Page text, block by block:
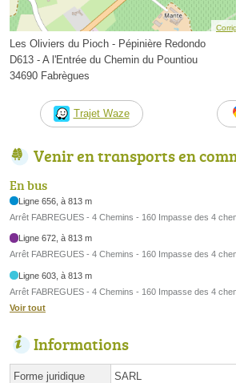
Les Oliviers du Pioch - Pépinière Redondo
D613 - A l'Entrée du Chemin du Pountiou
34690 Fabrègues
Trajet Waze
Venir en transports en
En bus
Ligne 656, à 813 m
Arrêt FABREGUES - 4 Chemins - 160 Impasse des 4
Ligne 672, à 813 m
Arrêt FABREGUES - 4 Chemins - 160 Impasse des 4
Ligne 603, à 813 m
Arrêt FABREGUES - 4 Chemins - 160 Impasse des 4
Voir tout
Informations
Forme juridique SARL